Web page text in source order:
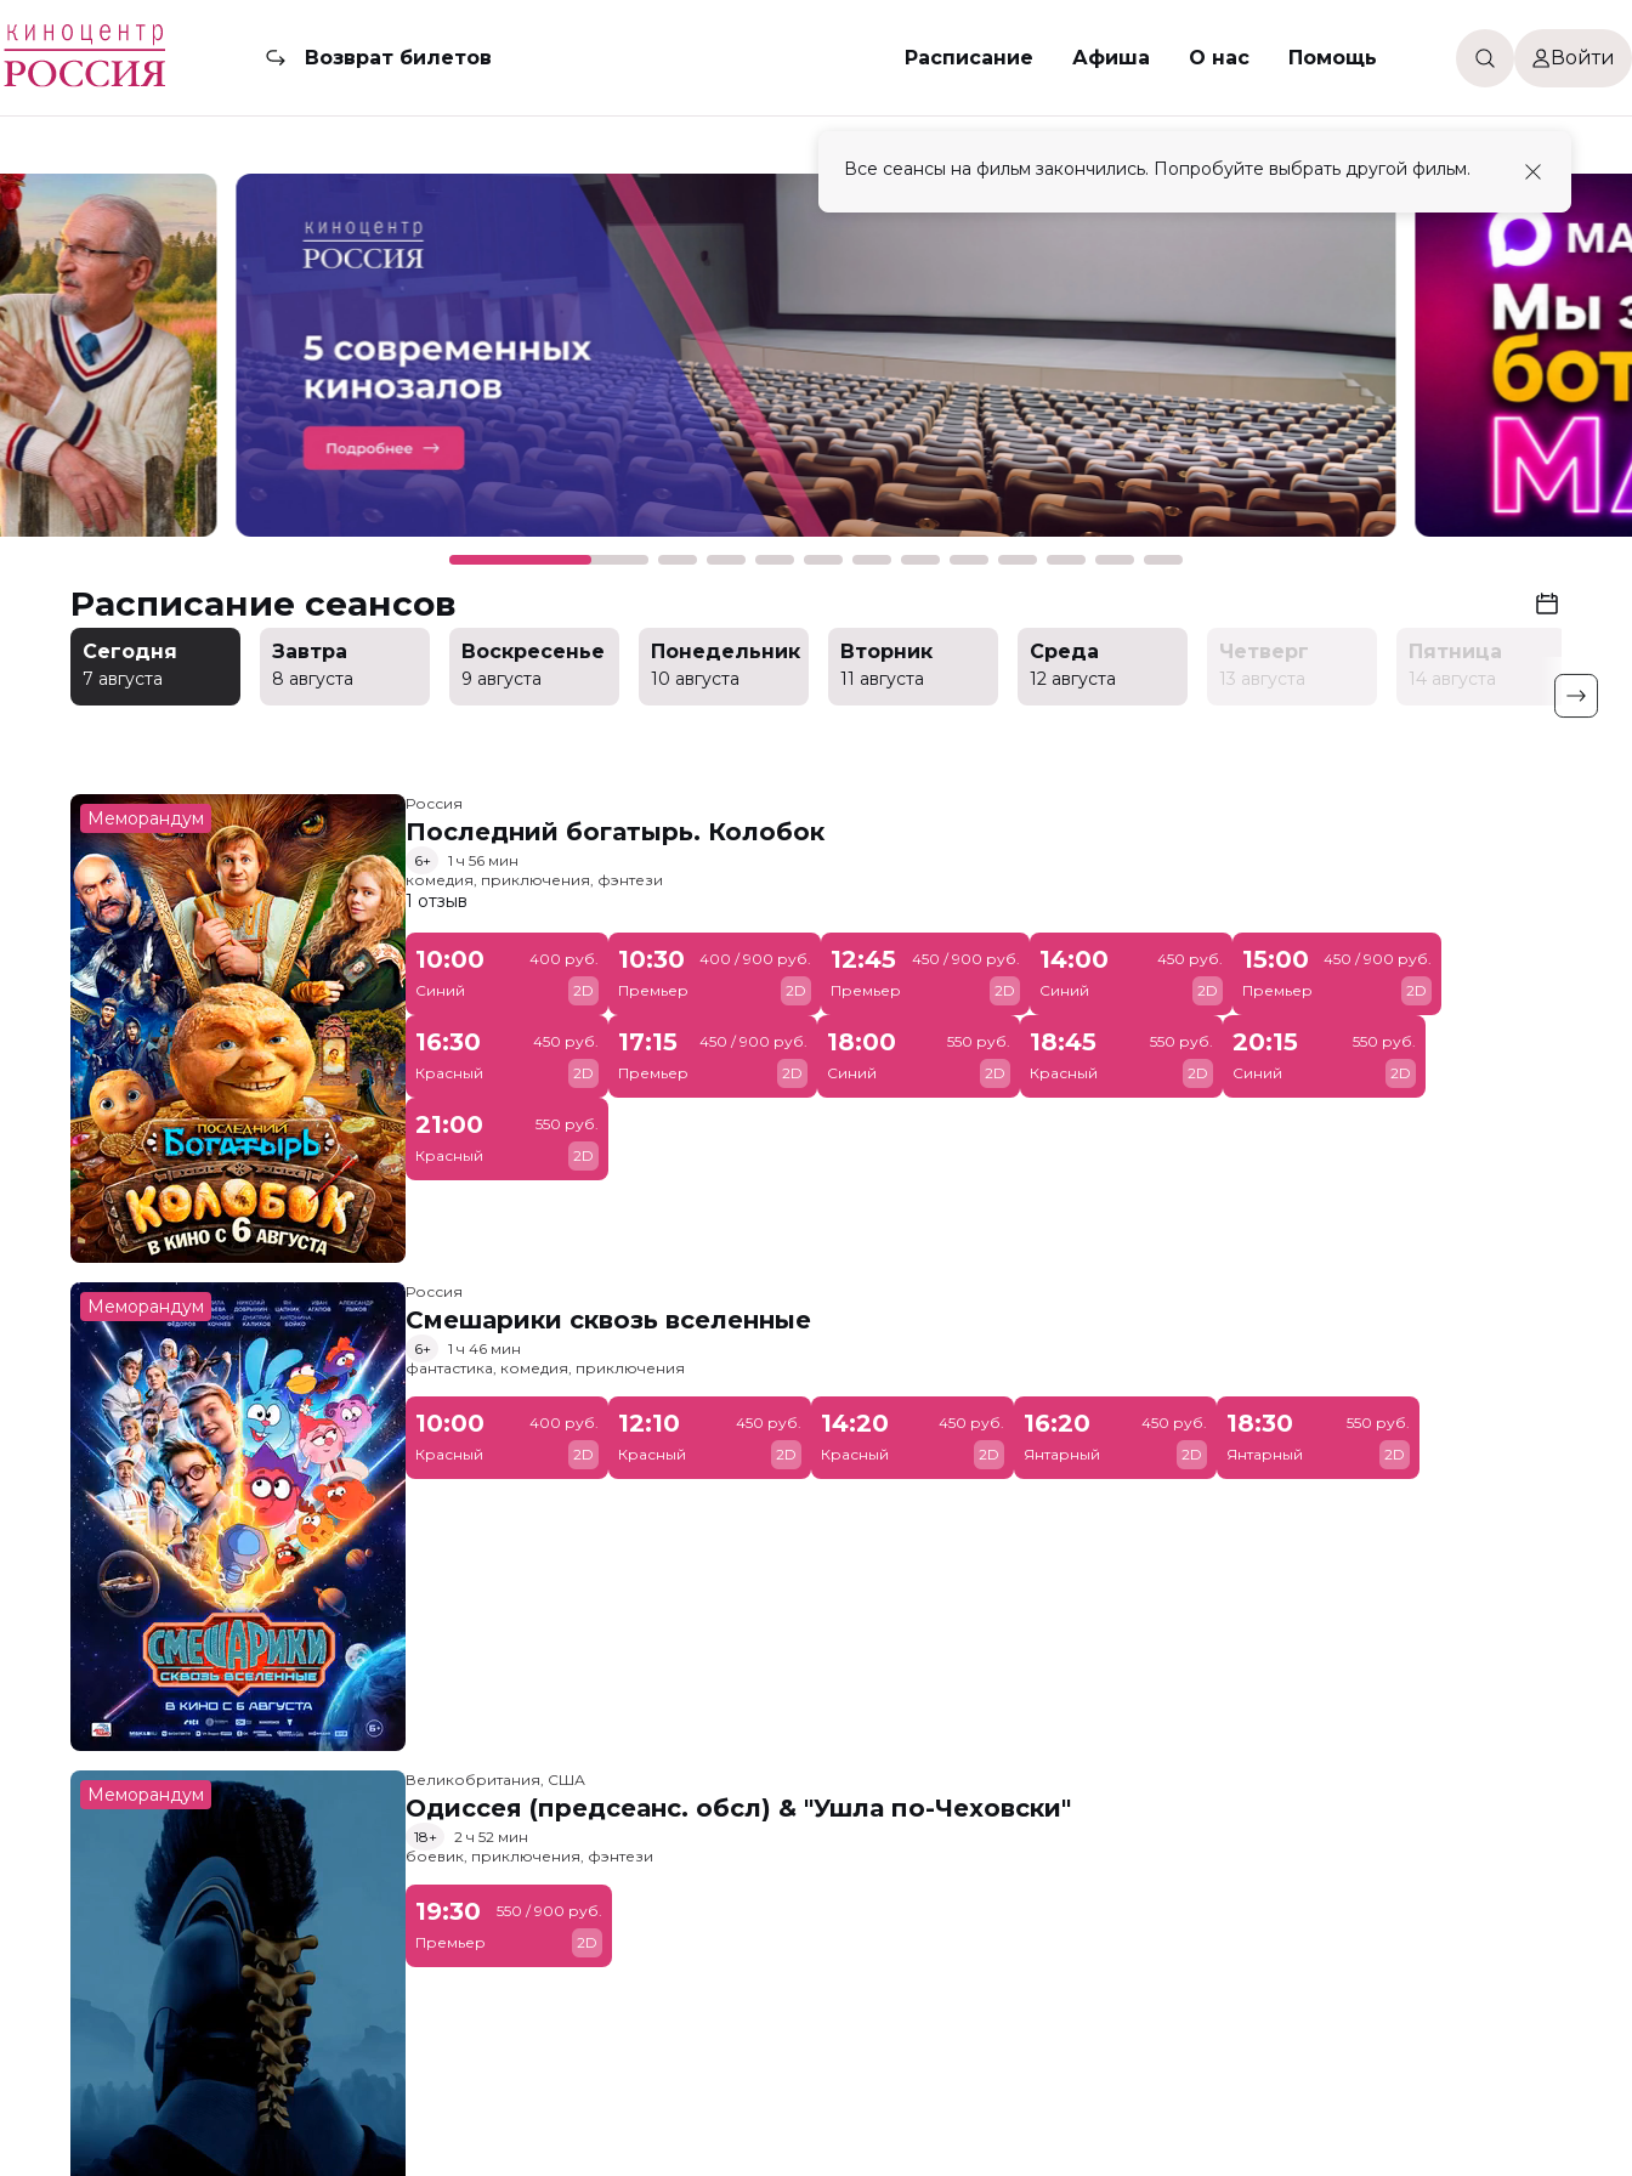
Возврат билетов Расписание Афиша О нас Помощь Войти
Расписание сеансов
Сегодня
7 августа
Завтра
8 августа
Воскресенье
9 августа
Понедельник
10 августа
Вторник
11 августа
Среда
12 августа
Четверг
13 августа
Пятница
14 августа
Меморандум
Россия
Последний богатырь. Колобок
6+
1 ч 56 мин
комедия, приключения, фэнтези
1 отзыв
10:00
Синий
400 руб.
2D
10:30
Премьер
400 / 900 руб.
2D
12:45
Премьер
450 / 900 руб.
2D
14:00
Синий
450 руб.
2D
15:00
Премьер
450 / 900 руб.
2D
16:30
Красный
450 руб.
2D
17:15
Премьер
450 / 900 руб.
2D
18:00
Синий
550 руб.
2D
18:45
Красный
550 руб.
2D
20:15
Синий
550 руб.
2D
21:00
Красный
550 руб.
2D
Меморандум
Россия
Смешарики сквозь вселенные
6+
1 ч 46 мин
фантастика, комедия, приключения
10:00
Красный
400 руб.
2D
12:10
Красный
450 руб.
2D
14:20
Красный
450 руб.
2D
16:20
Янтарный
450 руб.
2D
18:30
Янтарный
550 руб.
2D
Меморандум
Великобритания, США
Одиссея (предсеанс. обсл) & "Ушла по-Чеховски"
18+
2 ч 52 мин
боевик, приключения, фэнтези
19:30
Премьер
550 / 900 руб.
2D
Все сеансы на фильм закончились. Попробуйте выбрать другой фильм.